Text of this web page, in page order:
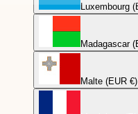
Luxembourg
Madagascar
Malte (EUR €)